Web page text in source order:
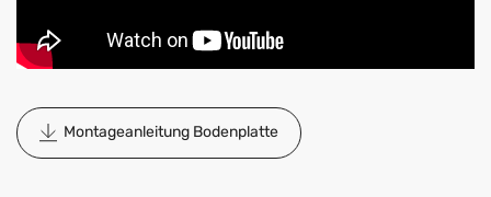
Montageanleitung Bodenplatte